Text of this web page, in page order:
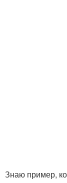
Знаю пример,